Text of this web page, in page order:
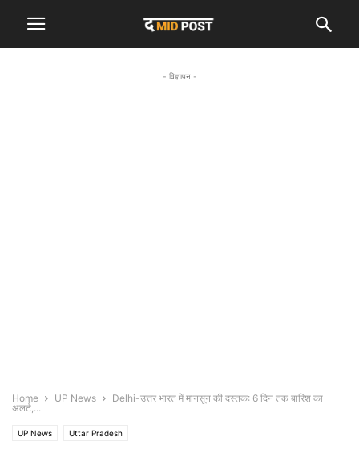
- विज्ञापन -
Home UP News
Delhi-उत्तर भारत में मानसून की दस्तक: 6 दिन तक बारिश का
अलर्ट,...
UP News Uttar Pradesh